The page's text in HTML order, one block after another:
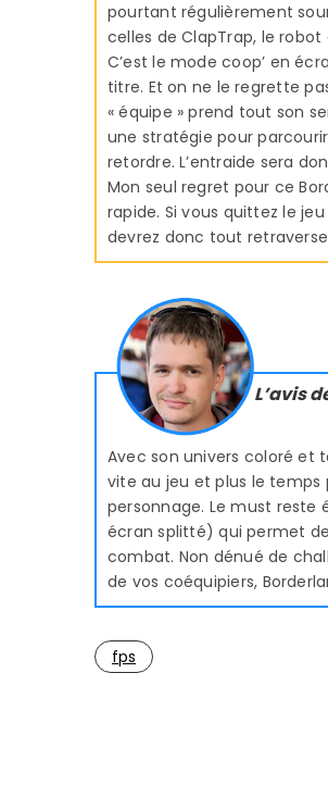
pourtant régulièrement
celles de ClapTrap, le
C’est le mode coop’ en
titre. Et on ne le regrette
« équipe » prend tout son
une stratégie pour
retordre. L’entraide sera
Mon seul regret pour ce
rapide. Si vous quittez le
devrez donc tout
L’avis
Avec son univers coloré et
vite au jeu et plus le temps
personnage. Le must reste
écran splitté) qui permet
combat. Non dénué de
de vos coéquipiers,
fps